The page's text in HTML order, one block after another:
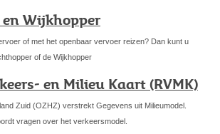
Wijkhopper
of met het openbaar vervoer reizen? Dan kunt u
of de Wijkhopper
en Milieu Kaart (RVMK)
Zuid (OZHZ) verstrekt Gegevens uit Milieumodel.
vragen over het verkeersmodel.